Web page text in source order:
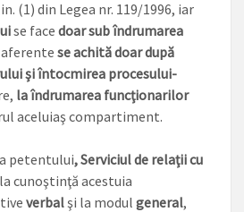
(1) din Legea nr. 119/1996, iar
se face doar sub îndrumarea
aferente se achită doar după
şi întocmirea procesului-
la îndrumarea funcţionarilor
aceluiaş compartiment.
, Serviciul de relaţii cu
cunoştinţă acestuia
verbalşi la modul general,